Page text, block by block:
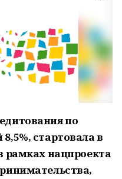
по
стартовала в
рамках нацпроекта